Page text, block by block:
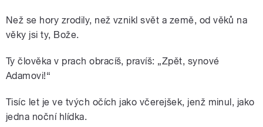
Než se hory zrodily, než vznikl svět a země, od věků na
věky jsi ty, Bože.
Ty člověka v prach obracíš, pravíš: „Zpět, synové
Adamovi!“
Tisíc let je ve tvých očích jako včerejšek, jenž minul, jako
jedna noční hlídka.